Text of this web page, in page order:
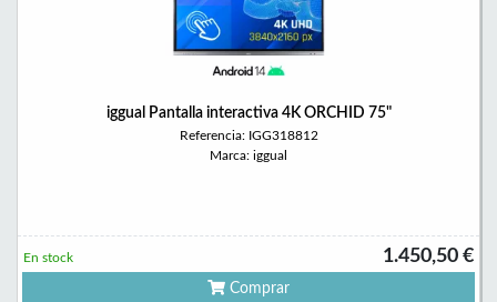
iggual Pantalla interactiva 4K ORCHID 75"
Referencia: IGG318812
Marca: iggual
1.450,50 €
En stock
Comprar